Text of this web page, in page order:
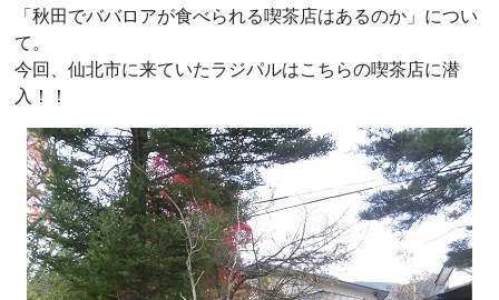
b
o
o
k
n
a
et
es
「秋田でババロアが食べられる喫茶店はあるのか」につい
て。
今回、仙北市に来ていたラジパルはこちらの喫茶店に潜
入！！